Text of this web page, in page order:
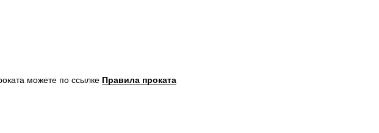
можете по ссылке Правила проката